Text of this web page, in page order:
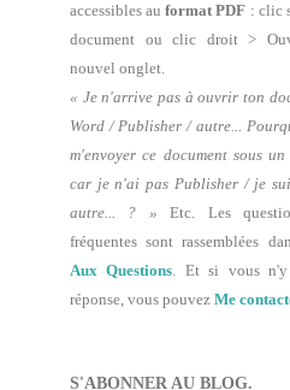
accessibles auformat PDF : clic
document ou clic droit >
nouvel onglet.
« Je n'arrive pas à ouvrir ton
Word / Publisher / autre...
m'envoyer ce document sous
car je n'ai pas Publisher / je
autre... ? » Etc. Les
fréquentes sont rassemblées
Aux Questions. Et si vous n'y
réponse, vous pouvez Me
S'ABONNER AU BLOG.